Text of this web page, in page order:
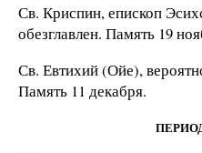
Св. Криспин, епископ
обезглавлен. Память 19
Св. Евтихий (Ойе),
Память 11 декабря.